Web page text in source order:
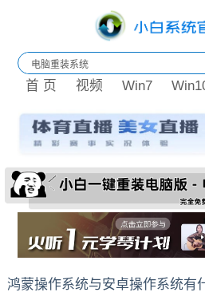
首 页 视频 Win7
鸿蒙操作系统与安卓操作系统有